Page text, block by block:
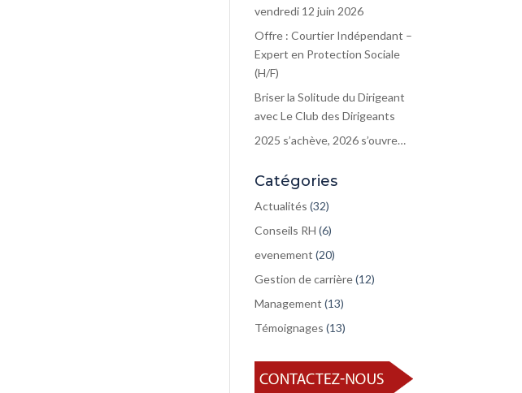
vendredi 12 juin 2026
Offre : Courtier Indépendant –
Expert en Protection Sociale
(H/F)
Briser la Solitude du Dirigeant
avec Le Club des Dirigeants
2025 s’achève, 2026 s’ouvre…
Catégories
Actualités (32)
Conseils RH (6)
evenement (20)
Gestion de carrière(12)
Management (13)
Témoignages (13)